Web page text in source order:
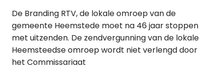
De Branding RTV, de lokale omroep van de
gemeente Heemstede moet na 46 jaar stoppen
met uitzenden. De zendvergunning van de lokale
Heemsteedse omroep wordt niet verlengd door
het Commissariaat